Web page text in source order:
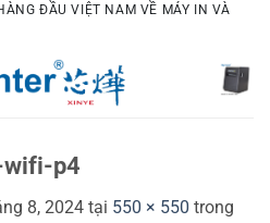
ĐẦU VIỆT NAM VỀ MÁY IN VÀ
p4
8, 2024 tại 550 × 550 trong